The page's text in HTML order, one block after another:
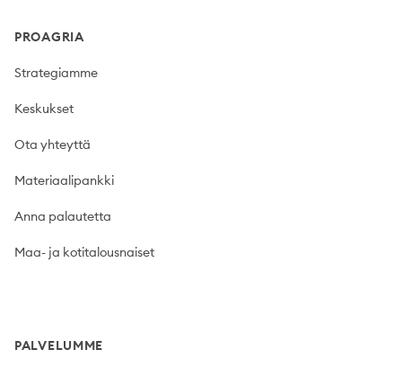
PROAGRIA
Strategiamme
Keskukset
Ota yhteyttä
Materiaalipankki
Anna palautetta
Maa- ja kotitalousnaiset
PALVELUMME